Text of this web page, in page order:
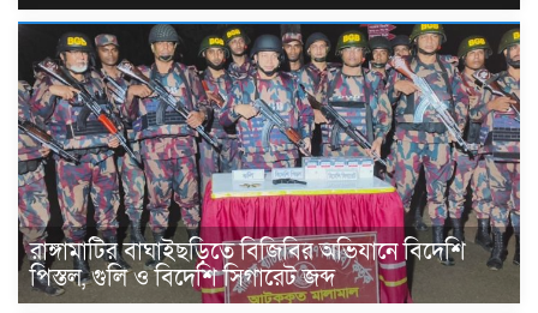
রাঙ্গামাটির বাঘাইছড়িতে বিজিবির অভিযানে বিদেশি
পিস্তল, গুলি ও বিদেশি সিগারেট জব্দ